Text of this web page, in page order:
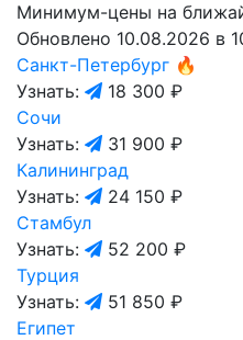
Минимум-цены на
Обновлено 10.08.2026 в
Санкт-Петербург 🔥
Узнать:
18 300 ₽
Сочи
Узнать:
31 900 ₽
Калининград
Узнать:
24 150 ₽
Стамбул
Узнать:
52 200 ₽
Турция
Узнать:
51 850 ₽
Египет